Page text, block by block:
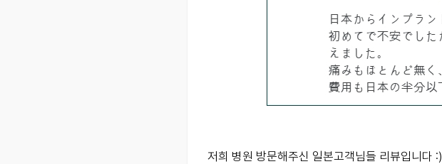
저희 병원 방문해주신 일본고객님들 리뷰입니다 :)